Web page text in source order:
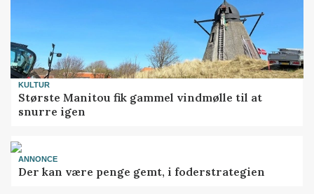
KULTUR
Største Manitou fik gammel vindmølle til at
snurre igen
ANNONCE
Der kan være penge gemt, i foderstrategien